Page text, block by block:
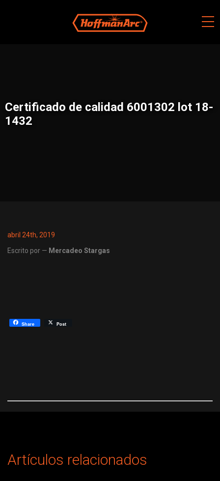
Certificado de calidad 6001302 lot 18-
1432
abril 24th, 2019
Escrito por — Mercadeo Stargas
Share Post
Artículos relacionados